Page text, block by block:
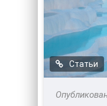
Статьи